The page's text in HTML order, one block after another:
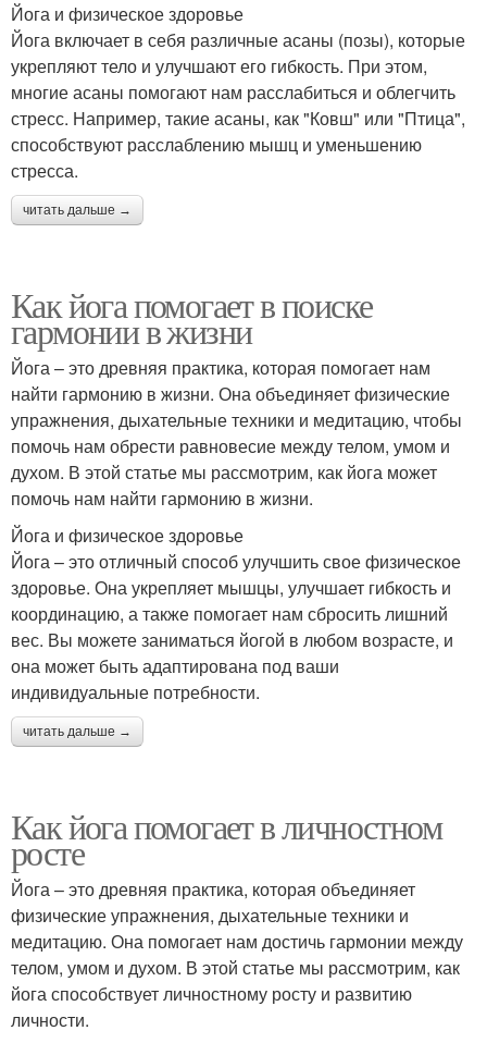
Йога и физическое здоровье
Йога включает в себя различные асаны (позы), которые
укрепляют тело и улучшают его гибкость. При этом,
многие асаны помогают нам расслабиться и облегчить
стресс. Например, такие асаны, как "Ковш" или "Птица",
способствуют расслаблению мышц и уменьшению
стресса.
читать дальше →
Как йога помогает в поиске
гармонии в жизни
Йога – это древняя практика, которая помогает нам
найти гармонию в жизни. Она объединяет физические
упражнения, дыхательные техники и медитацию, чтобы
помочь нам обрести равновесие между телом, умом и
духом. В этой статье мы рассмотрим, как йога может
помочь нам найти гармонию в жизни.
Йога и физическое здоровье
Йога – это отличный способ улучшить свое физическое
здоровье. Она укрепляет мышцы, улучшает гибкость и
координацию, а также помогает нам сбросить лишний
вес. Вы можете заниматься йогой в любом возрасте, и
она может быть адаптирована под ваши
индивидуальные потребности.
читать дальше →
Как йога помогает в личностном
росте
Йога – это древняя практика, которая объединяет
физические упражнения, дыхательные техники и
медитацию. Она помогает нам достичь гармонии между
телом, умом и духом. В этой статье мы рассмотрим, как
йога способствует личностному росту и развитию
личности.